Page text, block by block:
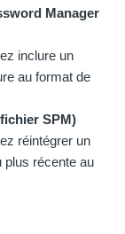
Manager
inclure un
au format de
SPM)
réintégrer un
plus récente au